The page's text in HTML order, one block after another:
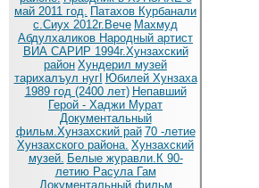
май 2011 год. Патахов Курбанали
с.Сиух 2012г.Вече Махмуд
Абдулхаликов Народный артист
ВИА САРИР 1994г.Хунзахский
район Хундерил музей
тарихалъул нугI Юбилей Хунзаха
1989 год (2400 лет) Непавший
Герой - Хаджи Мурат
Документальный
фильм.Хунзахский рай 70 -летие
Хунзахского района. Хунзахский
музей. Белые журавли.К 90-
летию Расула Гам
Документальный фильм